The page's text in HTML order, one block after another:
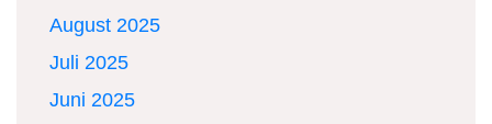
August 2025
Juli 2025
Juni 2025